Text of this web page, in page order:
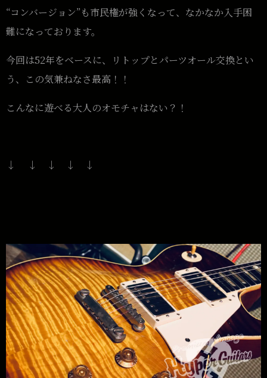
“コンバージョン”も市民権が強くなって、なかなか入手困
難になっております。
今回は52年をベースに、リトップとパーツオール交換とい
う、この気兼ねなさ最高！！
こんなに遊べる大人のオモチャはない？！
↓ ↓ ↓ ↓ ↓